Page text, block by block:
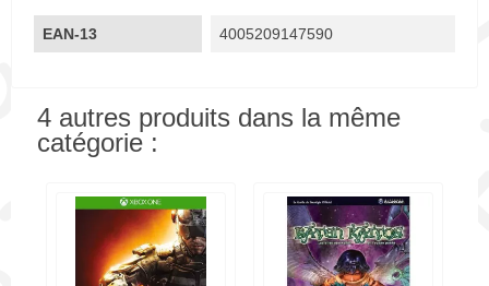
EAN-13 4005209147590
4 autres produits dans la même
catégorie :